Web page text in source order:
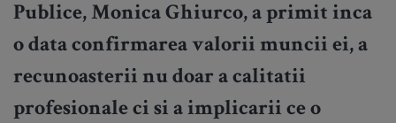
Publice, Monica Ghiurco, a primit inca
o data confirmarea valorii muncii ei, a
recunoasterii nu doar a calitatii
profesionale ci si a implicarii ce o